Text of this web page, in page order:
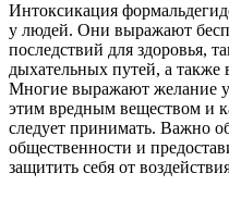
Интоксикация
у людей. Они выражают
последствий для здоровья,
дыхательных путей, а также
Многие выражают желание
этим вредным веществом и
следует принимать. Важно
общественности и
защитить себя от